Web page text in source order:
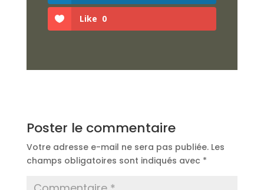
Like 0
Poster le commentaire
Votre adresse e-mail ne sera pas publiée. Les
champs obligatoires sont indiqués avec *